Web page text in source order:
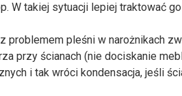
W takiej sytuacji lepiej traktować
problemem pleśni w narożnikach
przy ścianach (nie dociskanie
i tak wróci kondensacja, jeśli